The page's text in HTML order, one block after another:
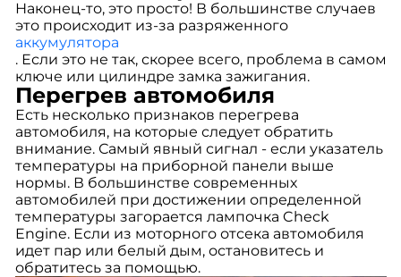
Наконец-то, это просто! В большинстве случаев
это происходит из-за разряженного
аккумулятора
. Если это не так, скорее всего, проблема в самом
ключе или цилиндре замка зажигания.
Перегрев автомобиля
Есть несколько признаков перегрева
автомобиля, на которые следует обратить
внимание. Самый явный сигнал - если указатель
температуры на приборной панели выше
нормы. В большинстве современных
автомобилей при достижении определенной
температуры загорается лампочка Check
Engine. Если из моторного отсека автомобиля
идет пар или белый дым, остановитесь и
обратитесь за помощью.